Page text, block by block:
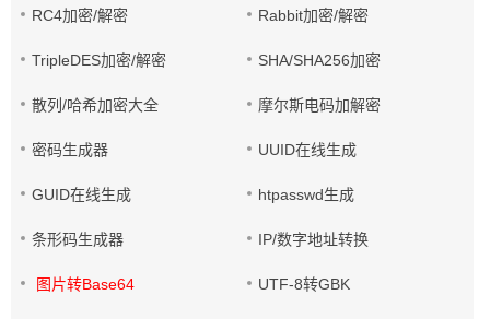
RC4加密/解密 Rabbit加密/解密
TripleDES加密/解密 SHA/SHA256加密
散列/哈希加密大全 摩尔斯电码加解密
密码生成器 UUID在线生成
GUID在线生成 htpasswd生成
条形码生成器 IP/数字地址转换
图片转Base64 UTF-8转GBK